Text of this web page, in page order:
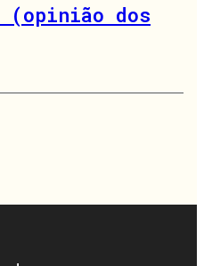
(opinião dos